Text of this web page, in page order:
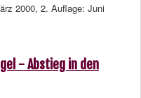
2000, 2. Auflage: Juni
- Abstieg in den